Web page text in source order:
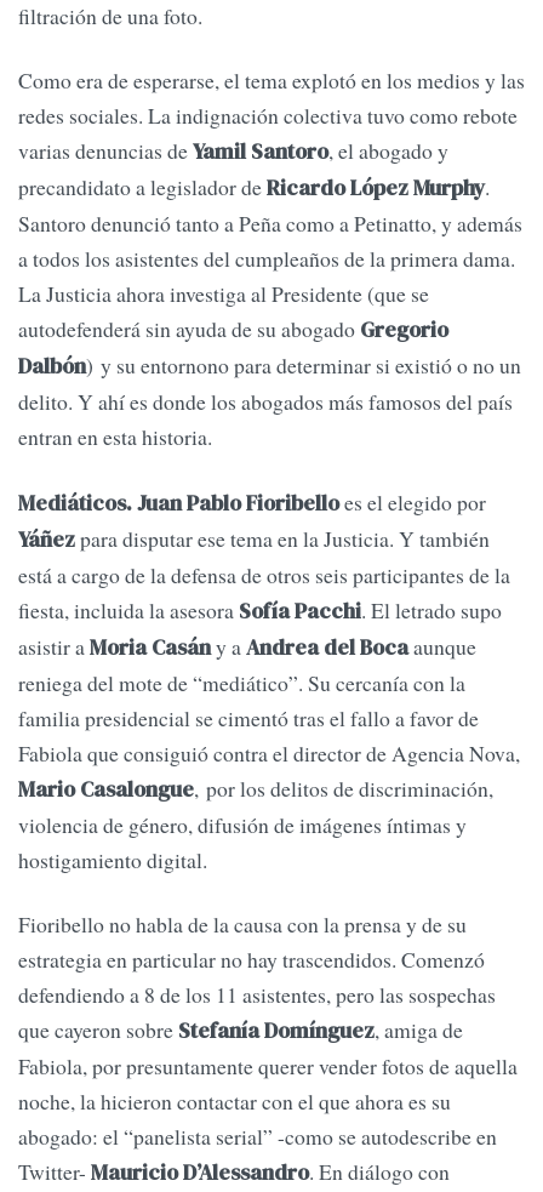
filtración de una foto.
Como era de esperarse, el tema explotó en los medios y las
redes sociales. La indignación colectiva tuvo como rebote
varias denuncias deYamil Santoro, el abogado y
precandidato a legislador deRicardo López Murphy.
Santoro denunció tanto a Peña como a Petinatto, y además
a todos los asistentes del cumpleaños de la primera dama.
La Justicia ahora investiga al Presidente (que se
autodefenderá sin ayuda de su abogado Gregorio
Dalbón) y su entornono para determinar si existió o no un
delito. Y ahí es donde los abogados más famosos del país
entran en esta historia.
Mediáticos.Juan Pablo Fioribelloes el elegido por
Yáñezpara disputar ese tema en la Justicia. Y también
está a cargo de la defensa de otros seis participantes de la
fiesta, incluida la asesora Sofía Pacchi. El letrado supo
asistir aMoria Casány aAndrea del Bocaaunque
reniega del mote de “mediático”. Su cercanía con la
familia presidencial se cimentó tras el fallo a favor de
Fabiola que consiguió contra el director de Agencia Nova,
Mario Casalongue, por los delitos de discriminación,
violencia de género, difusión de imágenes íntimas y
hostigamiento digital.
Fioribello no habla de la causa con la prensa y de su
estrategia en particular no hay trascendidos. Comenzó
defendiendo a 8 de los 11 asistentes, pero las sospechas
que cayeron sobre Stefanía Domínguez, amiga de
Fabiola, por presuntamente querer vender fotos de aquella
noche, la hicieron contactar con el que ahora es su
abogado: el “panelista serial” -como se autodescribe en
Twitter- Mauricio D’Alessandro. En diálogo con